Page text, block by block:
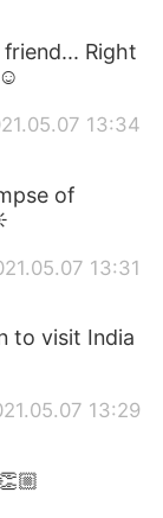
Right
13:34
of
13:31
to visit India
13:29